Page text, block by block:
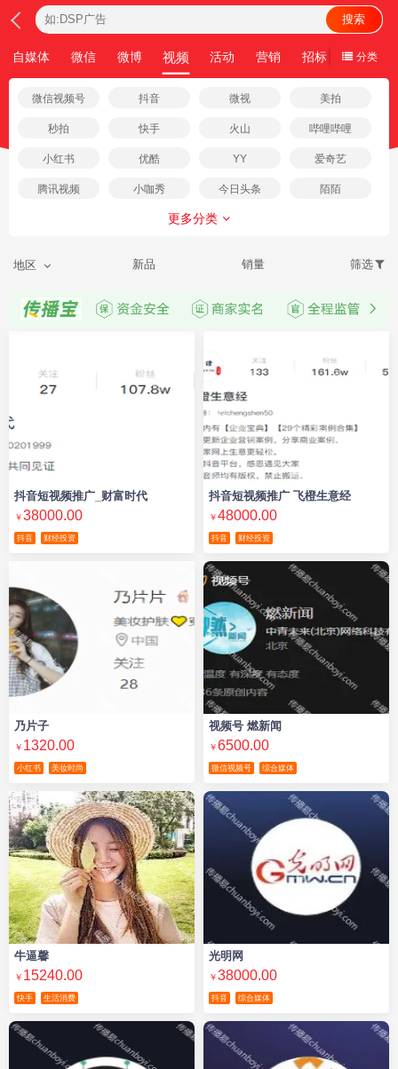
搜索
自媒体 微信 微博 视频 活动 营销 招标 文案
分类
微信视频号 抖音 微视 美拍
秒拍 快手 火山 哔哩哔哩
小红书 优酷 YY 爱奇艺
腾讯视频 小咖秀 今日头条 陌陌
更多分类
地区 新品 销量 筛选
抖音短视频推广_财富时代
￥38000.00
抖音 财经投资
抖音短视频推广 飞橙生意经
￥48000.00
抖音 财经投资
乃片子
￥ 1320.00
小红书 美妆时尚
视频号 燃新闻
￥6500.00
微信视频号 综合媒体
牛逼馨
￥ 15240.00
快手 生活消费
光明网
￥38000.00
抖音 综合媒体